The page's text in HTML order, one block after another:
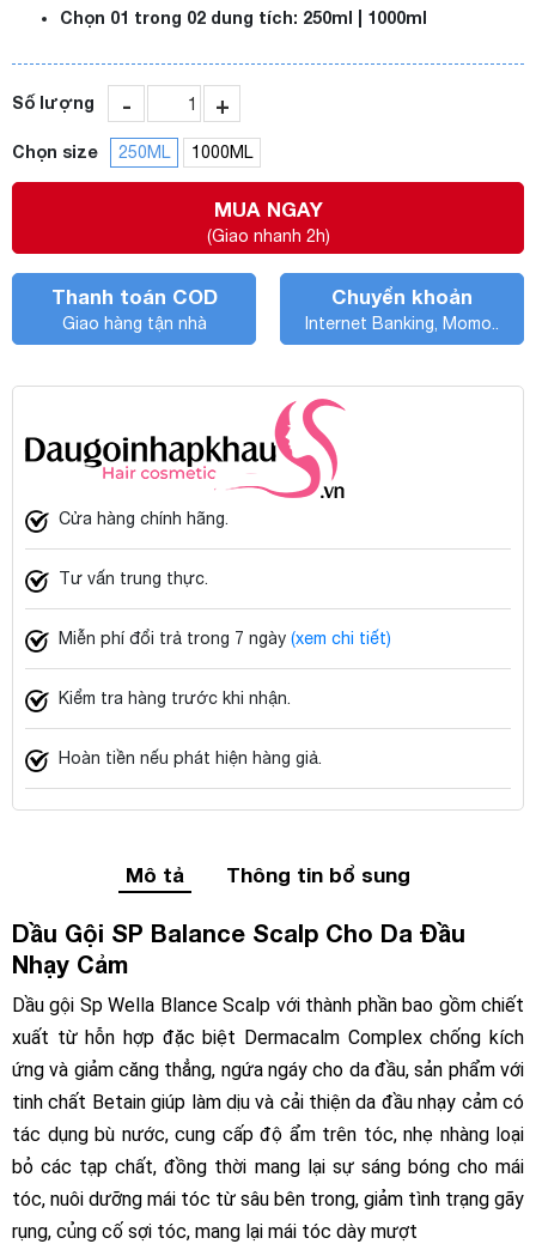
Chọn 01 trong 02 dung tích: 250ml | 1000ml
Số lượng - +
Chọn size 250ML 1000ML
MUA NGAY
(Giao nhanh 2h)
Thanh toán COD
Giao hàng tận nhà
Chuyển khoản
Internet Banking, Momo..
Cửa hàng chính hãng.
Tư vấn trung thực.
Miễn phí đổi trả trong 7 ngày (xem chi tiết)
Kiểm tra hàng trước khi nhận.
Hoàn tiền nếu phát hiện hàng giả.
Mô tả Thông tin bổ sung
Dầu Gội SP Balance Scalp Cho Da Đầu
Nhạy Cảm
Dầu gội Sp Wella Blance Scalp với thành phần bao gồm chiết
xuất từ ​​hỗn hợp đặc biệt Dermacalm Complex chống kích
ứng và giảm căng thẳng, ngứa ngáy cho da đầu, sản phẩm với
tinh chất Betain giúp làm dịu và cải thiện da đầu nhạy cảm có
tác dụng bù nước, cung cấp độ ẩm trên tóc, nhẹ nhàng loại
bỏ các tạp chất, đồng thời mang lại sự sáng bóng cho mái
tóc, nuôi dưỡng mái tóc từ sâu bên trong, giảm tình trạng gãy
rụng, củng cố sợi tóc, mang lại mái tóc dày mượt